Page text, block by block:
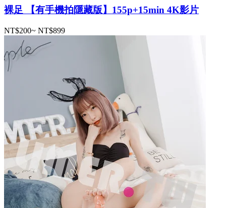
裸足 【有手機拍隱藏版】155p+15min 4K影片
NT$200~ NT$899